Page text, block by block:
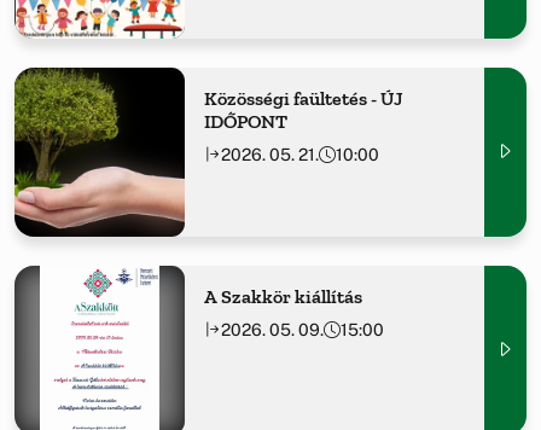
Közösségi faültetés - ÚJ
IDŐPONT
2026. 05. 21. 10:00
A Szakkör kiállítás
2026. 05. 09. 15:00